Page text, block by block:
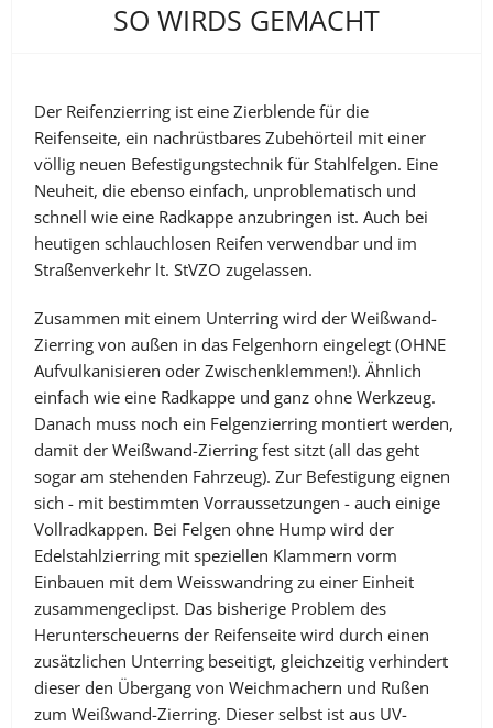
SO WIRDS GEMACHT
Der Reifenzierring ist eine Zierblende für die
Reifenseite, ein nachrüstbares Zubehörteil mit einer
völlig neuen Befestigungstechnik für Stahlfelgen. Eine
Neuheit, die ebenso einfach, unproblematisch und
schnell wie eine Radkappe anzubringen ist. Auch bei
heutigen schlauchlosen Reifen verwendbar und im
Straßenverkehr lt. StVZO zugelassen.
Zusammen mit einem Unterring wird der Weißwand-
Zierring von außen in das Felgenhorn eingelegt (OHNE
Aufvulkanisieren oder Zwischenklemmen!). Ähnlich
einfach wie eine Radkappe und ganz ohne Werkzeug.
Danach muss noch ein Felgenzierring montiert werden,
damit der Weißwand-Zierring fest sitzt (all das geht
sogar am stehenden Fahrzeug). Zur Befestigung eignen
sich - mit bestimmten Vorraussetzungen - auch einige
Vollradkappen. Bei Felgen ohne Hump wird der
Edelstahlzierring mit speziellen Klammern vorm
Einbauen mit dem Weisswandring zu einer Einheit
zusammengeclipst. Das bisherige Problem des
Herunterscheuerns der Reifenseite wird durch einen
zusätzlichen Unterring beseitigt, gleichzeitig verhindert
dieser den Übergang von Weichmachern und Rußen
zum Weißwand-Zierring. Dieser selbst ist aus UV-